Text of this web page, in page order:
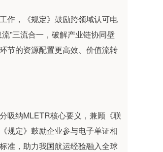
，《规定》鼓励跨领域认可电
”三流合一，破解产业链协同壁
节的资源配置更高效、价值流转
纳MLETR核心要义，兼顾《联
规定》鼓励企业参与电子单证相
准，助力我国航运经验融入全球